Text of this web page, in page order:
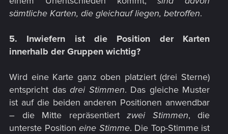
sämtliche Karten, die gleichauf liegen, betroffen.​
5. Inwiefern ist die Position der Karten
innerhalb der Gruppen wichtig?
Wird eine Karte ganz oben platziert (drei Sterne)
entspricht das drei Stimmen. Das gleiche Muster
ist auf die beiden anderen Positionen anwendbar
– die Mitte repräsentiert zwei Stimmen, die
unterste Position eine Stimme. Die Top-Stimme ist